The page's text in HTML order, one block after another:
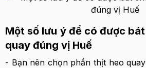
Một số lưu ý để có được
quay đúng vị Huế
- Bạn nên chọn phần thịt heo